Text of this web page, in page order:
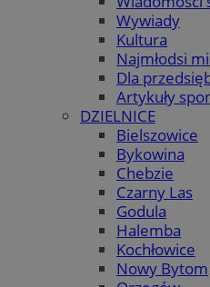
Wywiady
Kultura
Najmłodsi
Dla
Artykuły
DZIELNICE
Bielszowice
Bykowina
Chebzie
Czarny Las
Godula
Halemba
Kochłowice
Nowy Bytom